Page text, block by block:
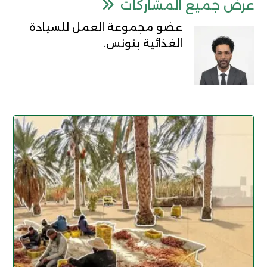
عرض جميع المشاركات
عضو مجموعة العمل للسيادة
الغذائية بتونس.